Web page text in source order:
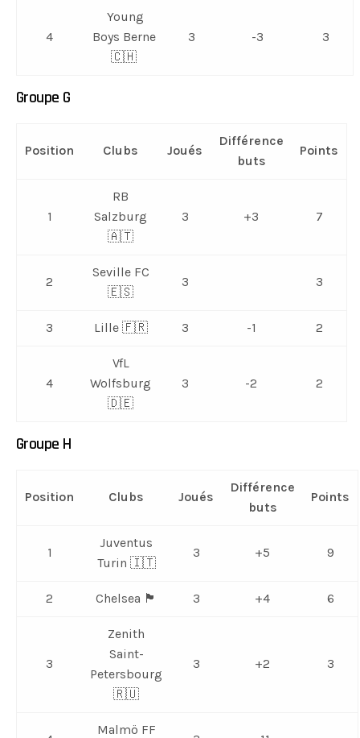
4
Young
Boys Berne
🇨🇭
3 -3 3
Groupe G
Position Clubs Joués
Différence
buts
Points
1
RB
Salzburg
🇦🇹
3 +3 7
2
Seville FC
🇪🇸
3 3
3 Lille 🇫🇷 3 -1 2
4
VfL
Wolfsburg
🇩🇪
3 -2 2
Groupe H
Position Clubs Joués
Différence
buts
Points
1
Juventus
Turin 🇮🇹
3 +5 9
2 Chelsea 🏴󠁧󠁢󠁥󠁮󠁧󠁿 3 +4 6
3
Zenith
Saint-
Petersbourg
🇷🇺
3 +2 3
Malmö FF